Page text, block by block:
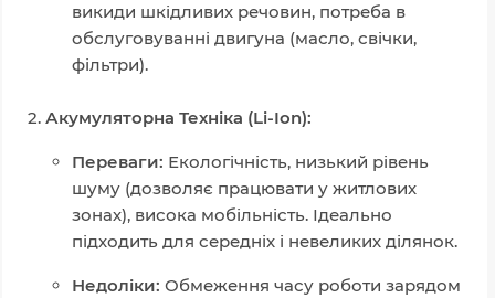
викиди шкідливих речовин, потреба в
обслуговуванні двигуна (масло, свічки,
фільтри).
Акумуляторна Техніка (Li-Ion):
Переваги: Екологічність, низький рівень
шуму (дозволяє працювати у житлових
зонах), висока мобільність. Ідеально
підходить для середніх і невеликих ділянок.
Недоліки: Обмеження часу роботи зарядом